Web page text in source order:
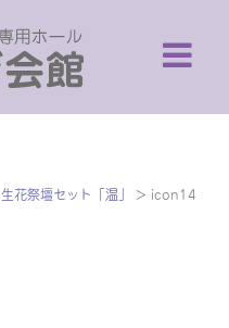
生花祭壇セット「温」 > icon14